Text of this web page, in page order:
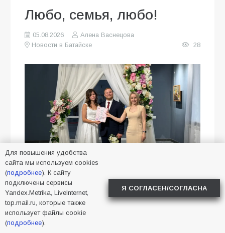
Любо, семья, любо!
05.08.2026
Алена Васнецова
Новости в Батайске
28
В Батайске провели первую
свадьбу по казачьему обряду.
В Батайске сыграли необычную
Для повышения удобства
сайта мы используем cookies
(подробнее). К сайту
подключены сервисы
Yandex.Metrika, LiveInternet,
top.mail.ru, которые также
использует файлы cookie
(подробнее).
Я СОГЛАСЕН/СОГЛАСНА